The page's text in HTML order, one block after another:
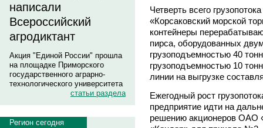
написали
Всероссийский
агродиктант
Акция "Единой России" прошла
на площадке Приморского
государственного аграрно-
технологического университета
статьи раздела
Регион сегодня
Четверть всего
«Корсаковский морской
контейнеры
пирса, оборудованных
грузоподъемностью 40
грузоподъемностью 10
линии на выгрузке
Ежегодный рост
предприятие идти на
решению акционеров ОАО